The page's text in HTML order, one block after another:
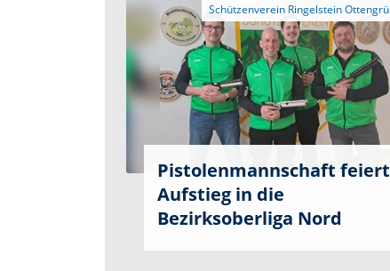
Pistolenmannschaft feiert
Aufstieg in die
Bezirksoberliga Nord